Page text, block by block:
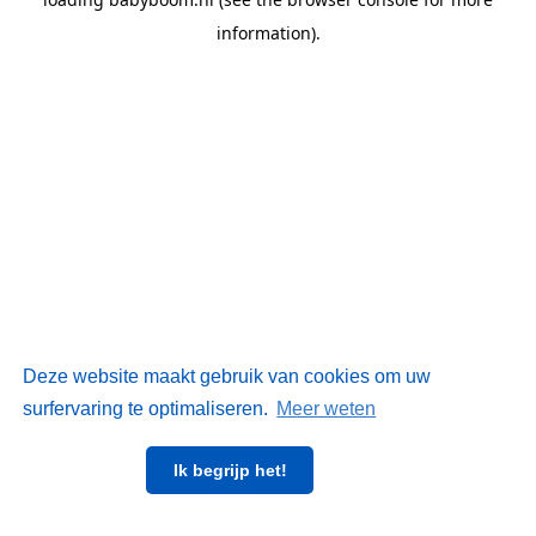
Deze website maakt gebruik van cookies om uw
surfervaring te optimaliseren. Meer weten
Ik begrijp het!
information).